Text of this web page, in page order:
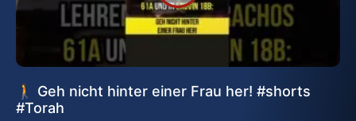
🚶 Geh nicht hinter einer Frau her! #shorts
#Тоrah